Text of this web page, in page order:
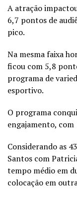
A atração
6,7 pontos de
pico.
Na mesma faixa
ficou com 5,8
programa de
esportivo.
O programa
engajamento, com
Considerando as
Santos com
tempo médio em
colocação em